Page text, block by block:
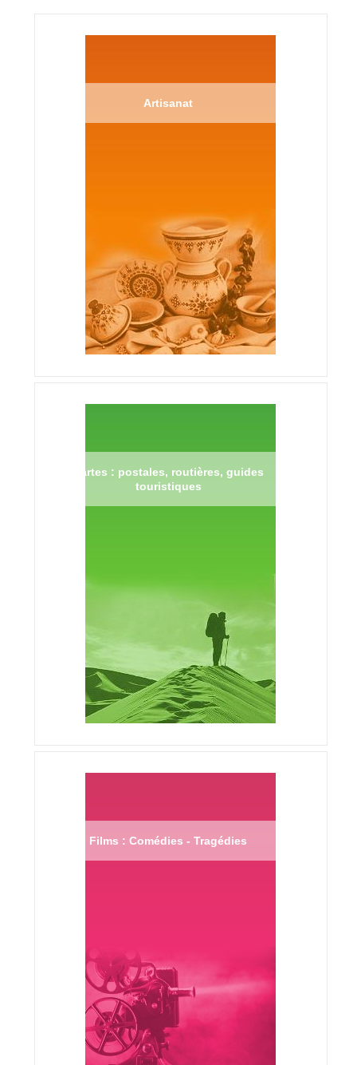
Artisanat
Cartes : postales, routières, guides
touristiques
Films : Comédies - Tragédies